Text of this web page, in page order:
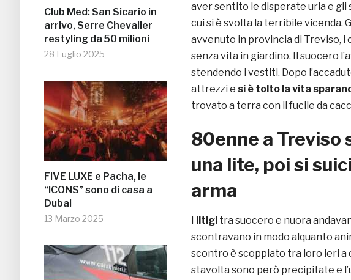
Club Med: San Sicario in
arrivo, Serre Chevalier
restyling da 50 milioni
28 Luglio 2025
FIVE LUXE e Pacha, le
“ICONS” sono di casa a
Dubai
13 Marzo 2025
aver sentito le disperate urla e gli
cui si è svolta la terribile vicenda.
avvenuto in provincia di Treviso,
senza vita in giardino. Il suocero
stendendo i vestiti. Dopo
attrezzi e si è tolto la vita
trovato a terra con il fucile da
80enne a Treviso
una lite, poi si
arma
I litigi tra suocero e nuora
scontravano in modo alquanto
scontro è scoppiato tra loro ieri a
stavolta sono però precipitate e